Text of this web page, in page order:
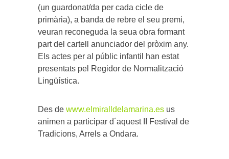
(un guardonat/da per cada cicle de
primària), a banda de rebre el seu premi,
veuran reconeguda la seua obra formant
part del cartell anunciador del pròxim any.
Els actes per al públic infantil han estat
presentats pel Regidor de Normalització
Lingüística.
Des de www.elmiralldelamarina.es us
animen a participar d´aquest II Festival de
Tradicions, Arrels a Ondara.